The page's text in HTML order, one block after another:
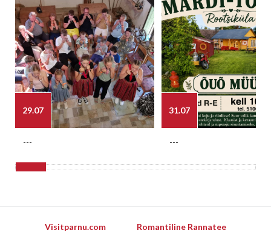
29.07
---
31.07
---
Visitparnu.com
Romantiline Rannatee